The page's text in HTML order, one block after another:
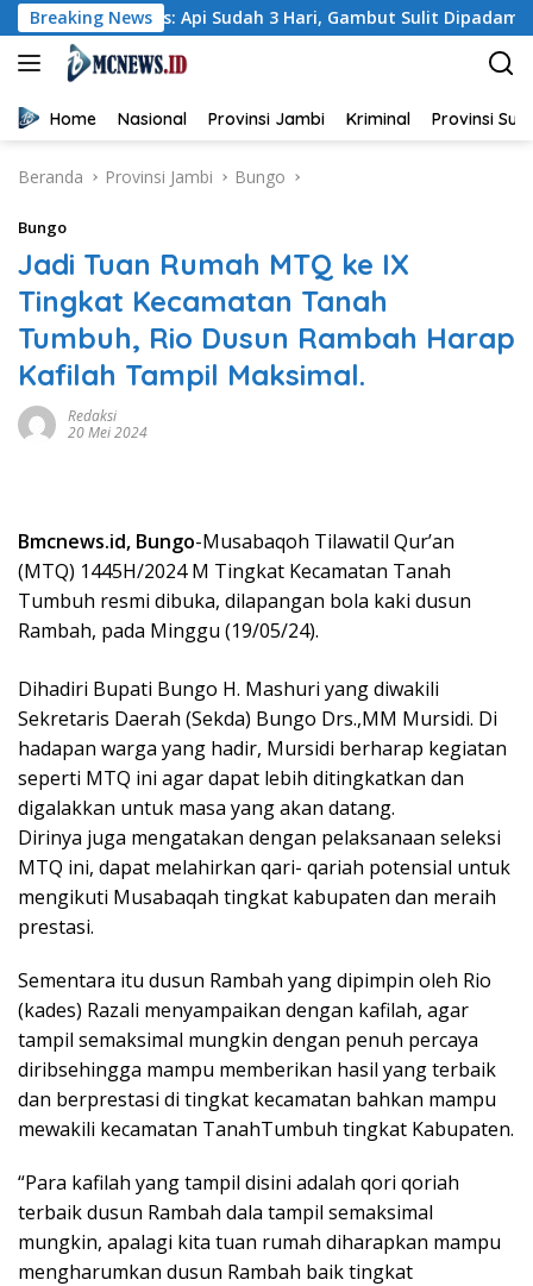
Langsung
ke
konten
Breaking News
Api Sudah 3 Hari, Gambut Sulit Dipadamkan
Home Nasional Provinsi Jambi Kriminal Provinsi
Beranda Provinsi Jambi Bungo
Bungo
Jadi Tuan Rumah MTQ ke IX
Tingkat Kecamatan Tanah
Tumbuh, Rio Dusun Rambah Harap
Kafilah Tampil Maksimal.
Redaksi
20 Mei 2024
Bmcnews.id, Bungo-Musabaqoh Tilawatil Qur’an
(MTQ) 1445H/2024 M Tingkat Kecamatan Tanah
Tumbuh resmi dibuka, dilapangan bola kaki dusun
Rambah, pada Minggu (19/05/24).
Dihadiri Bupati Bungo H. Mashuri yang diwakili
Sekretaris Daerah (Sekda) Bungo Drs.,MM Mursidi. Di
hadapan warga yang hadir, Mursidi berharap kegiatan
seperti MTQ ini agar dapat lebih ditingkatkan dan
digalakkan untuk masa yang akan datang.
Dirinya juga mengatakan dengan pelaksanaan seleksi
MTQ ini, dapat melahirkan qari- qariah potensial untuk
mengikuti Musabaqah tingkat kabupaten dan meraih
prestasi.
Sementara itu dusun Rambah yang dipimpin oleh Rio
(kades) Razali menyampaikan dengan kafilah, agar
tampil semaksimal mungkin dengan penuh percaya
diribsehingga mampu memberikan hasil yang terbaik
dan berprestasi di tingkat kecamatan bahkan mampu
mewakili kecamatan TanahTumbuh tingkat Kabupaten.
“Para kafilah yang tampil disini adalah qori qoriah
terbaik dusun Rambah dala tampil semaksimal
mungkin, apalagi kita tuan rumah diharapkan mampu
mengharumkan dusun Rambah baik tingkat